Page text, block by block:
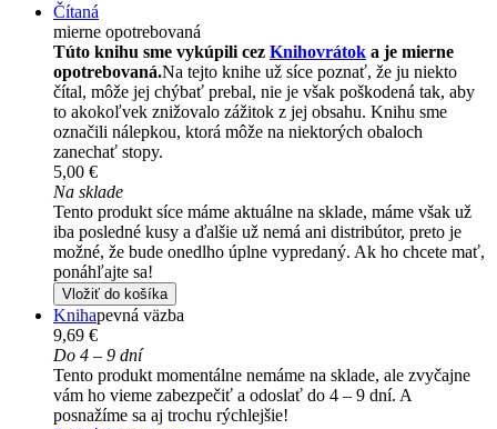
Čítaná
mierne opotrebovaná
Túto knihu sme vykúpili cez Knihovrátok a je mierne
opotrebovaná.Na tejto knihe už síce poznať, že ju niekto
čítal, môže jej chýbať prebal, nie je však poškodená tak, aby
to akokoľvek znižovalo zážitok z jej obsahu. Knihu sme
označili nálepkou, ktorá môže na niektorých obaloch
zanechať stopy.
5,00 €
Na sklade
Tento produkt síce máme aktuálne na sklade, máme však už
iba posledné kusy a ďalšie už nemá ani distribútor, preto je
možné, že bude onedlho úplne vypredaný. Ak ho chcete mať,
ponáhľajte sa!
Vložiť do košíka
Knihapevná väzba
9,69 €
Do 4 – 9 dní
Tento produkt momentálne nemáme na sklade, ale zvyčajne
vám ho vieme zabezpečiť a odoslať do 4 – 9 dní. A
posnažíme sa aj trochu rýchlejšie!